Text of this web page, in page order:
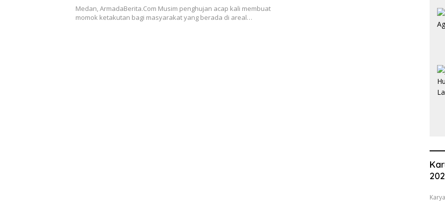
Medan, ArmadaBerita.Com Musim penghujan acap kali membuat
momok ketakutan bagi masyarakat yang berada di areal…